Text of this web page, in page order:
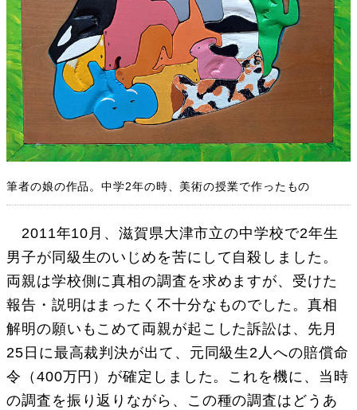
筆者の娘の作品。中学2年の時、美術の授業で作ったもの
2011年10月、滋賀県大津市立の中学校で2年生
男子が同級生のいじめを苦にして自殺しました。
両親は学校側に真相の調査を求めますが、受けた
報告・説明はまったく不十分なものでした。真相
解明の願いもこめて両親が起こした訴訟は、先月
25日に最高裁判決が出て、元同級生2人への賠償命
令（400万円）が確定しました。これを機に、当時
の調査を振り返りながら、この種の調査はどうあ